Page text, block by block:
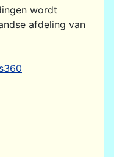
wordt
afdeling van